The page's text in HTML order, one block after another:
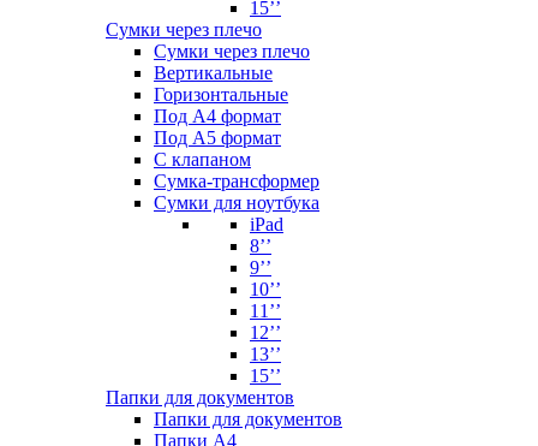
15’’
Сумки через плечо
Сумки через плечо
Вертикальные
Горизонтальные
Под А4 формат
Под А5 формат
С клапаном
Сумка-трансформер
Сумки для ноутбука
iPad
8’’
9’’
10’’
11’’
12’’
13’’
15’’
Папки для документов
Папки для документов
Папки А4